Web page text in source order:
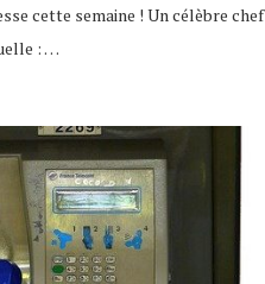
cette semaine ! Un célèbre chef
: …